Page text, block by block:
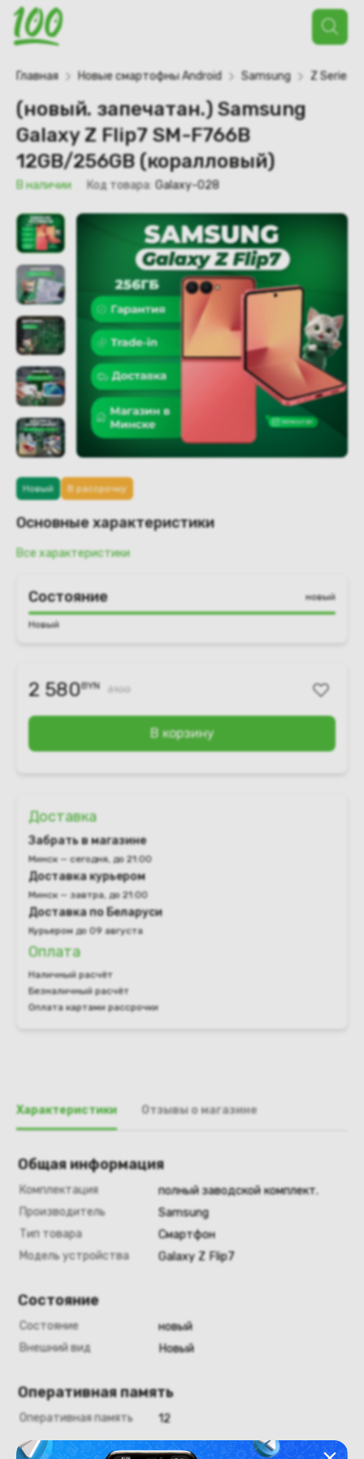
Поиск
товаров
Главная Новые смартофны Android Samsung Z Series
(новый. запечатан.) Samsung
Galaxy Z Flip7 SM-F766B
12GB/256GB (коралловый)
В наличии Код товара: Galaxy-028
Новый В рассрочку
Основные характеристики
Все характеристики
Состояние новый
Новый
2 580BYN 3100
В корзину
Доставка
Забрать в магазине
Минск — сегодня, до 21:00
Доставка курьером
Минск — завтра, до 21:00
Доставка по Беларуси
Курьером до 09 августа
Оплата
Наличный расчёт
Безналичный расчёт
Оплата картами рассрочки
Характеристики Отзывы о магазине
Общая информация
Комплектация
полный заводской комплект.
Производитель
Samsung
Тип товара
Смартфон
Модель устройства
Galaxy Z Flip7
Состояние
Состояние
новый
Внешний вид
Новый
Оперативная память
Оперативная память 12